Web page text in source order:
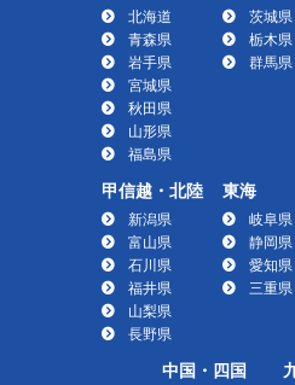
北海道
青森県
岩手県
宮城県
秋田県
山形県
福島県
茨城県
栃木県
群馬県
甲信越・北陸
新潟県
富山県
石川県
福井県
山梨県
長野県
東海
岐阜県
静岡県
愛知県
三重県
中国・四国